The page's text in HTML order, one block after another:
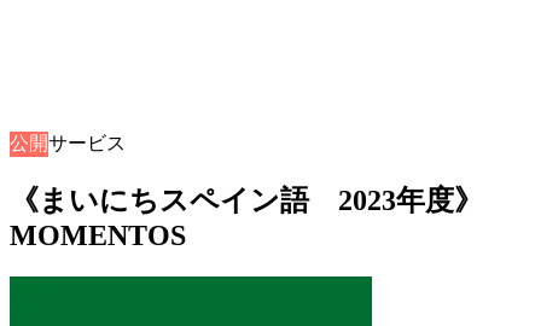
公開
音声サービス
《まいにちスペイン語 2023年度》
MOMENTOS